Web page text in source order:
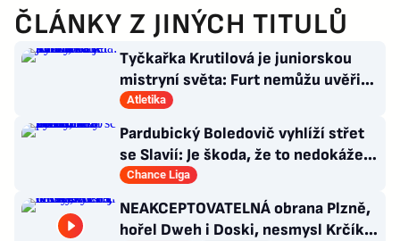
ČLÁNKY Z JINÝCH TITULŮ
Tyčkařka Krutilová je juniorskou
mistryní světa: Furt nemůžu uvěřit,
co se stalo!
Atletika
Pardubický Boledovič vyhlíží střet
se Slavií: Je škoda, že to nedokáže
postavit na mladých
Chance Liga
NEAKCEPTOVATELNÁ obrana Plzně,
hořel Dweh i Doski, nesmysl Krčíka.